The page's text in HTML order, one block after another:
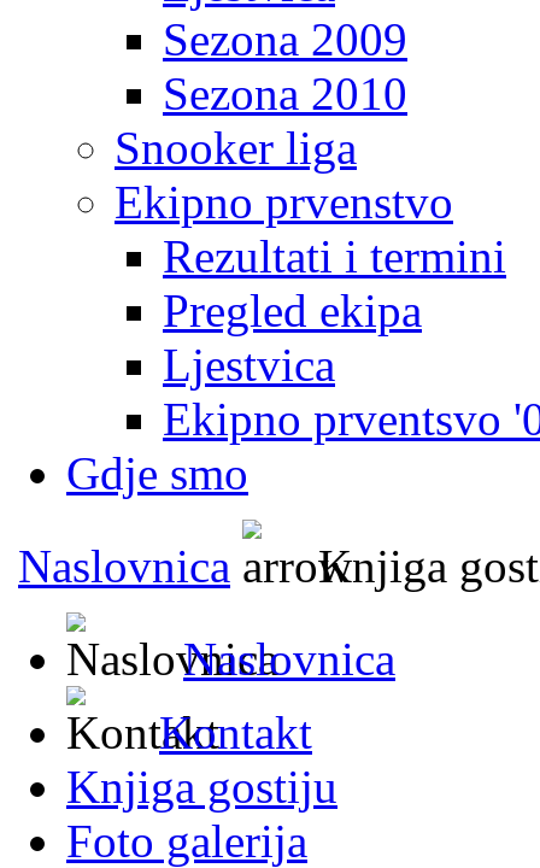
Sezona 2009
Sezona 2010
Snooker liga
Ekipno prvenstvo
Rezultati i termini
Pregled ekipa
Ljestvica
Ekipno prventsvo
Gdje smo
Naslovnica
Knjiga
Naslovnica
Kontakt
Knjiga gostiju
Foto galerija